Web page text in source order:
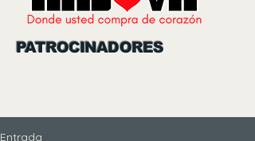
PATROCINADORES
Entrada